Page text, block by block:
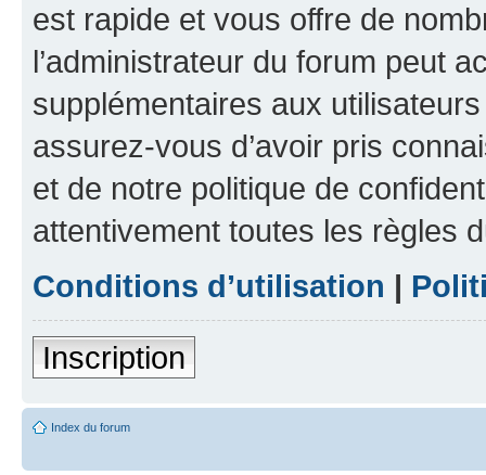
est rapide et vous offre de
l’administrateur du forum peut
supplémentaires aux
assurez-vous d’avoir pris
et de notre politique de
attentivement toutes les règles
Conditions d’utilisation |
Inscription
Index du forum